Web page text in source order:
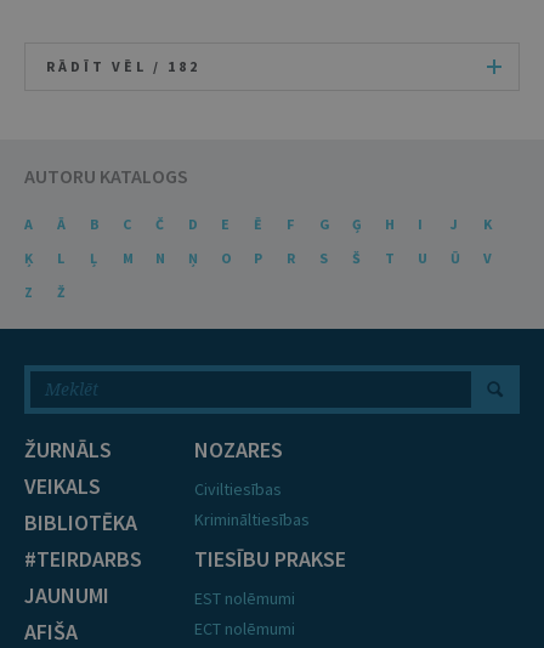
RĀDĪT VĒL / 182
AUTORU KATALOGS
A Ā B C Č D E Ē F G Ģ H I J
K
Ķ
L Ļ M N Ņ O P R S Š T U Ū
V
Z
Ž
ŽURNĀLS
VEIKALS
BIBLIOTĒKA
#TEIRDARBS
JAUNUMI
AFIŠA
NOZARES
Civiltiesības
Krimināltiesības
TIESĪBU PRAKSE
EST nolēmumi
ECT nolēmumi